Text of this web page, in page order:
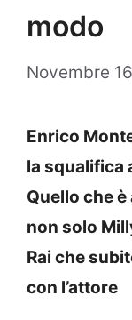
modo
Novembre
Enrico
la squalifica
Quello che
non solo
Rai che
con l’attore